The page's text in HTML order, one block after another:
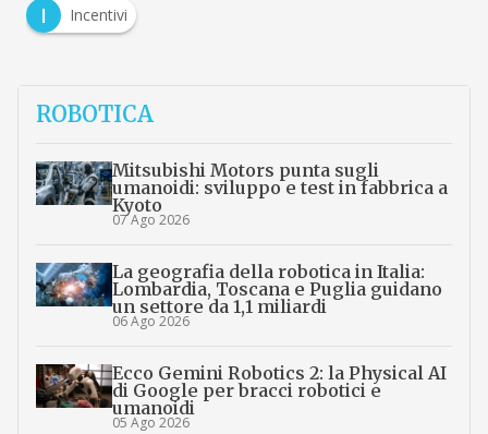
I
Incentivi
ROBOTICA
Mitsubishi Motors punta sugli
umanoidi: sviluppo e test in fabbrica a
Kyoto
07 Ago 2026
La geografia della robotica in Italia:
Lombardia, Toscana e Puglia guidano
un settore da 1,1 miliardi
06 Ago 2026
Ecco Gemini Robotics 2: la Physical AI
di Google per bracci robotici e
umanoidi
05 Ago 2026